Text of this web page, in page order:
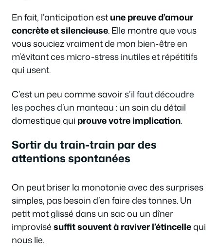
En fait, l’anticipation estune preuve d’amour
concrète et silencieuse. Elle montre que vous
vous souciez vraiment de mon bien-être en
m’évitant ces micro-stress inutiles et répétitifs
qui usent.
C’est un peu comme savoirs’il faut découdre
les poches d’un manteau : un soin du détail
domestique qui prouve votre implication.
Sortir du train-train par des
attentions spontanées
On peut briser la monotonie avec des surprises
simples, pas besoin d’en faire des tonnes. Un
petit mot glissé dans un sac ou un dîner
improvisésuffit souvent à raviver l’étincellequi
nous lie.